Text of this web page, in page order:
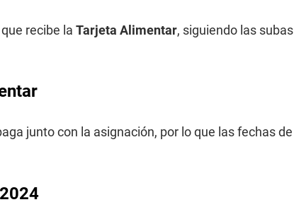
recibe la Tarjeta Alimentar, siguiendo las subas
junto con la asignación, por lo que las fechas de